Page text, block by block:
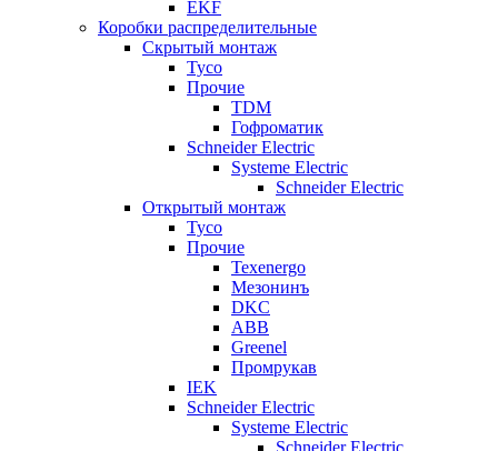
EKF
Коробки распределительные
Скрытый монтаж
Tyco
Прочие
TDM
Гофроматик
Schneider Electric
Systeme Electric
Schneider Electric
Открытый монтаж
Tyco
Прочие
Texenergo
Мезонинъ
DKC
ABB
Greenel
Промрукав
IEK
Schneider Electric
Systeme Electric
Schneider Electric